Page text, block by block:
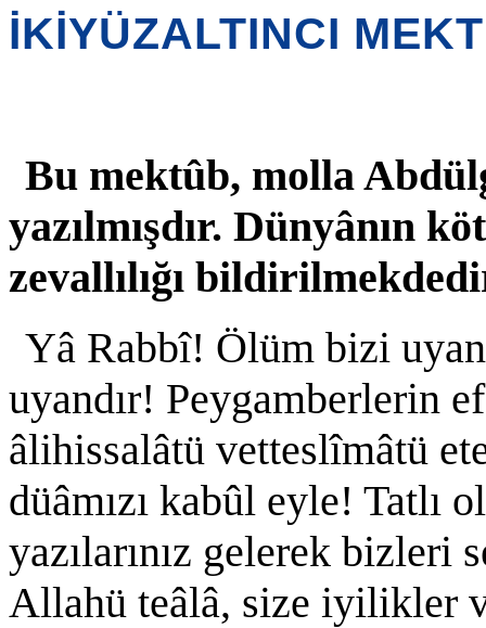
İKİYÜZALTINCI
Bu mektûb, molla
yazılmışdır. Dünyânın
zevallılığı
Yâ Rabbî! Ölüm bizi
uyandır! Peygamberlerin
âlihissalâtü vetteslîmâtü
düâmızı kabûl eyle! Tatlı
yazılarınız gelerek bizleri
Allahü teâlâ, size iyilikler